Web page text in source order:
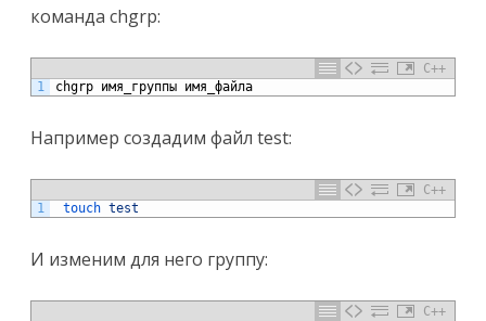
команда chgrp:
C++
1
chgrp имя группы имя файла
Например создадим файл test:
C++
1
touch test
И изменим для него группу:
C++